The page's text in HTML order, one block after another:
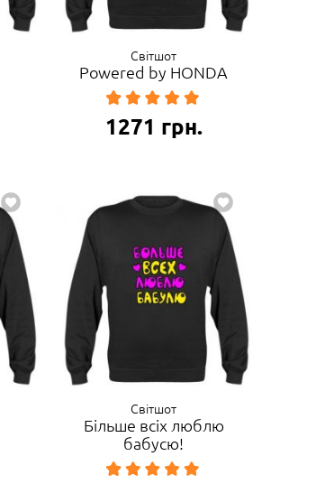
Світшот
Powered by HONDA
1271 грн.
Світшот
Більше всіх люблю
бабусю!